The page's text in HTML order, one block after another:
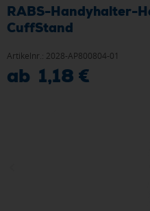
RABS-Handyhalter-
CuffStand
Artikelnr.: 2028-AP800804-01
ab 1,18 €